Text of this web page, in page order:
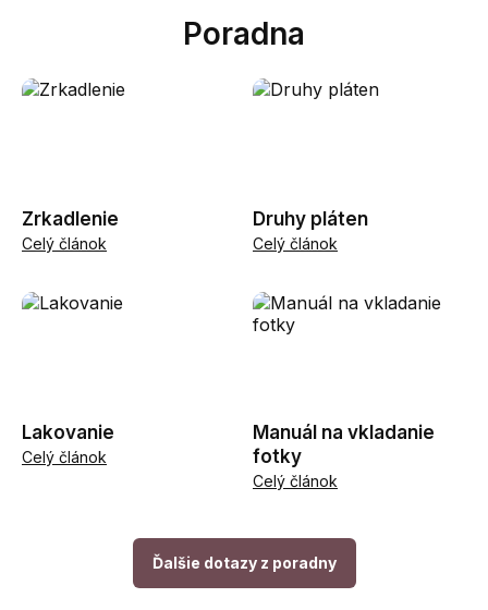
Poradna
Zrkadlenie
Celý článok
Druhy pláten
Celý článok
Lakovanie
Celý článok
Manuál na vkladanie
fotky
Celý článok
Ďalšie dotazy z poradny